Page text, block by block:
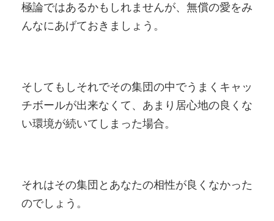
極論ではあるかもしれませんが、無償の愛をみ
んなにあげておきましょう。
そしてもしそれでその集団の中でうまくキャッ
チボールが出来なくて、あまり居心地の良くな
い環境が続いてしまった場合。
それはその集団とあなたの相性が良くなかった
のでしょう。